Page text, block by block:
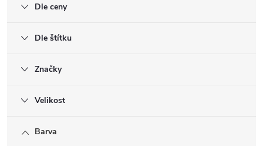
Dle ceny
Dle štítku
Značky
Velikost
Barva